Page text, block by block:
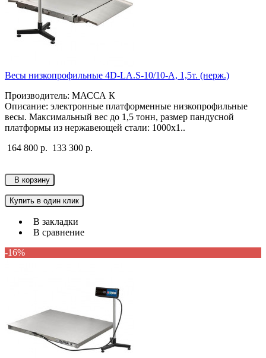
Весы низкопрофильные 4D-LA.S-10/10-A, 1,5т. (нерж.)
Производитель: МАССА К
Описание: электронные платформенные низкопрофильные
весы. Максимальный вес до 1,5 тонн, размер пандусной
платформы из нержавеющей стали: 1000х1..
164 800 р. 133 300 р.
В корзину
Купить в один клик
В закладки
В сравнение
-16%